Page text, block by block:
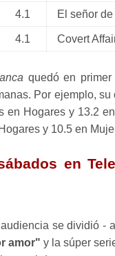
4.1 El señor
4.1 Covert
quedó en
Por ejemplo,
en Hogares y 13.2
y 10.5 en
en
se dividió -
amor" y la súper